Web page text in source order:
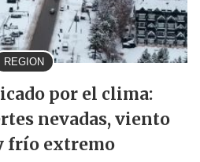
REGION
por el clima:
nevadas, viento
frío extremo